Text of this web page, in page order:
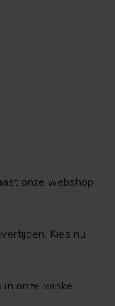
onze webshop,
Kies nu
in onze winkel